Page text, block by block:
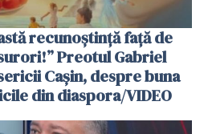
recunoștință față de
Preotul Gabriel
Cașin, despre buna
din diaspora/VIDEO